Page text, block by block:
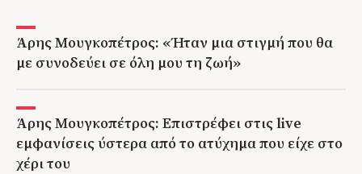
Άρης Μουγκοπέτρος: «Ήταν μια στιγμή που θα
με συνοδεύει σε όλη μου τη ζωή»
Άρης Μουγκοπέτρος: Επιστρέφει στις live
εμφανίσεις ύστερα από το ατύχημα που είχε στο
χέρι του